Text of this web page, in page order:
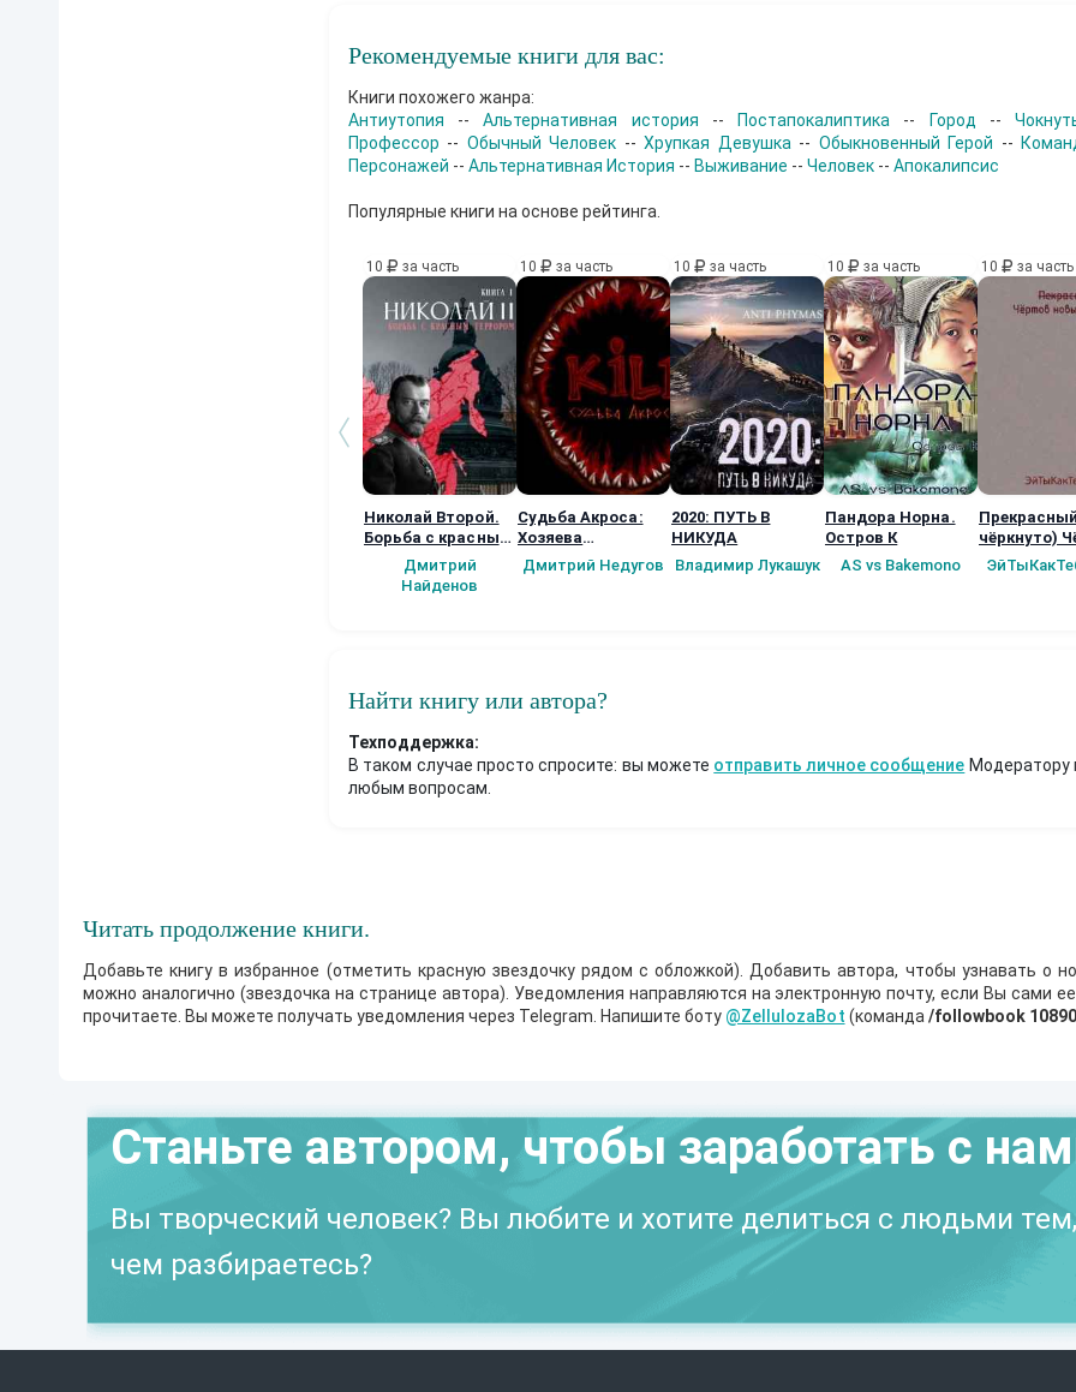
Рекомендуемые книги для вас:
Книги похожего жанра:
Антиутопия --Альтернативная история -- Постапокалиптика -- Город --
Профессор -- Обычный Человек --Хрупкая Девушка -- Обыкновенный Герой --
Персонажей -- Альтернативная История -- Выживание -- Человек -- Апокалипсис
Популярные книги на основе рейтинга.
10 за часть
Николай Второй.
Борьба с красным
террором.
Дмитрий
Найденов
10 за часть
Судьба Акроса:
Хозяева
марионеток (2
книга)
Дмитрий Недугов
10 за часть
2020: ПУТЬ В
НИКУДА
Владимир Лукашук
10 за часть
Пандора Норна.
Остров К
AS vs Bakemono
10 за часть
чёркнуто)
новый
Найти книгу или автора?
Техподдержка:
В таком случае просто спросите: вы можете отправить личное сообщение Модератору
любым вопросам.
Читать продолжение книги.
Добавьте книгу в избранное (отметить красную звездочку рядом с обложкой). Добавить автора, чтобы узнавать о
можно аналогично (звездочка на странице автора). Уведомления направляются на электронную почту, если Вы сами
прочитаете. Вы можете получать уведомления через Telegram. Напишите боту @ZellulozaBot (команда /followbook 10890
Станьте автором, чтобы заработать с
Вы творческий человек? Вы любите и хотите делиться с людьми
чем разбираетесь?